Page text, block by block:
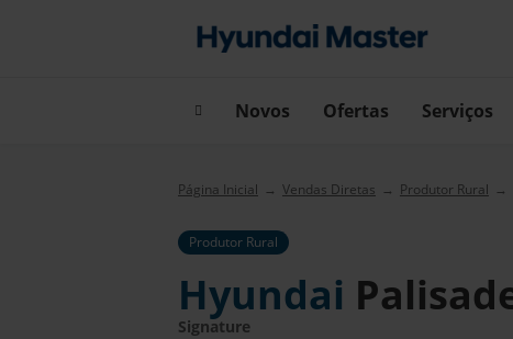
Novos Ofertas Serviços
Página Inicial Vendas Diretas Produtor Rural
Produtor Rural
Hyundai
Signature